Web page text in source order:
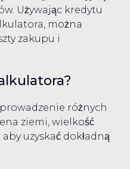
Używając kredytu
można
zakupu i
różnych
ziemi, wielkość
uzyskać dokładną